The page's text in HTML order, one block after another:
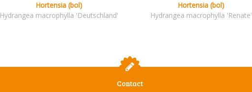
Hortensia (bol)
Hydrangea macrophylla 'Deutschland'
Hortensia (bol)
Hydrangea macrophylla 'Renate'
Contact